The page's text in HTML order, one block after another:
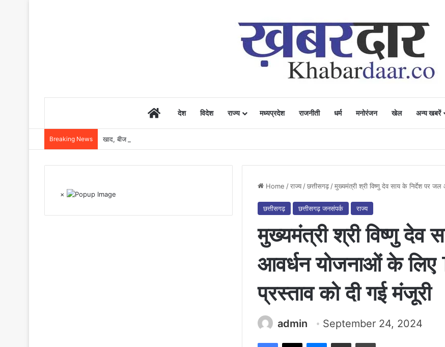
Homeदेश विदेश राज्य मध्यप्रदेश राजनीती धर्म मनोरंजन खेल अन्य खबरें
Breaking News खाद, बीज और उर्वरकों की समय पर उपलब्धता से किसानों में उत्साह, नैनो डीएपी और नैनो यूरिया बने किसानों के भरोसेमंद कृषि साथी…..
Home /राज्य /छत्तीसगढ़ /मुख्यमंत्री श्री विष्णु देव साय के निर्देश पर
छत्तीसगढ़ छत्तीसगढ़ जनसंपर्क राज्य
मुख्यमंत्री श्री विष्णु देव
आवर्धन योजनाओं के
प्रस्ताव को दी गई मंजूरी
admin September 24, 2024
Facebook
X Messenger
Share via Email Print
×